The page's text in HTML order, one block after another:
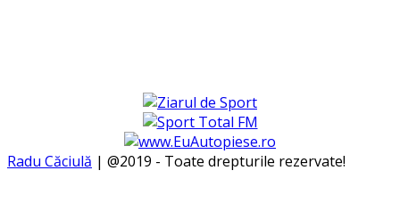
Radu Căciulă | @2019 - Toate drepturile rezervate!